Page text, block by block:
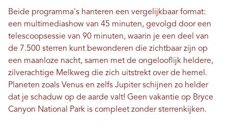
Beide programma's hanteren een vergelijkbaar format:
een multimediashow van 45 minuten, gevolgd door een
telescoopsessie van 90 minuten, waarin je een deel van
de 7.500 sterren kunt bewonderen die zichtbaar zijn op
een maanloze nacht, samen met de ongelooflijk heldere,
zilverachtige Melkweg die zich uitstrekt over de hemel.
Planeten zoals Venus en zelfs Jupiter schijnen zo helder
dat je schaduw op de aarde valt! Geen vakantie op Bryce
Canyon National Park is compleet zonder sterrenkijken.